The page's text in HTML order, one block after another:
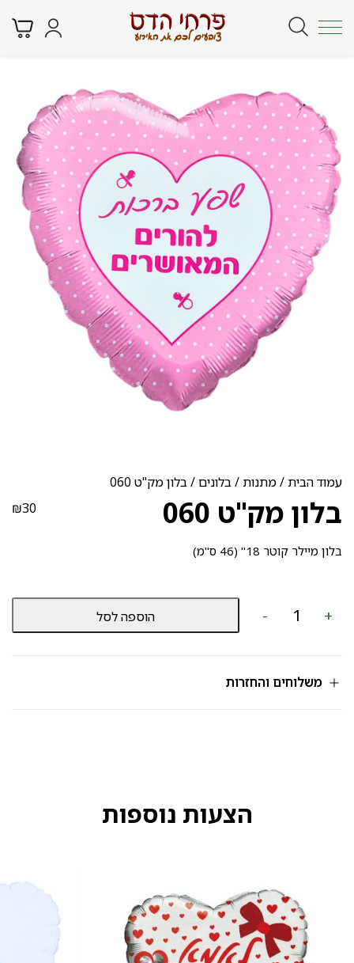
עמוד הבית /מתנות /בלונים/ בלון מק"ט 060
בלון מק"ט 060 ₪30
בלון מיילר קוטר 18" (46 ס"מ)
-
כמות
בלון
+ הוספה לסל
משלוחים והחזרות
הצעות נוספות